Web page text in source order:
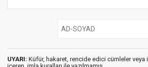
UYARI: Küfür, hakaret, rencide edici cümleler veya